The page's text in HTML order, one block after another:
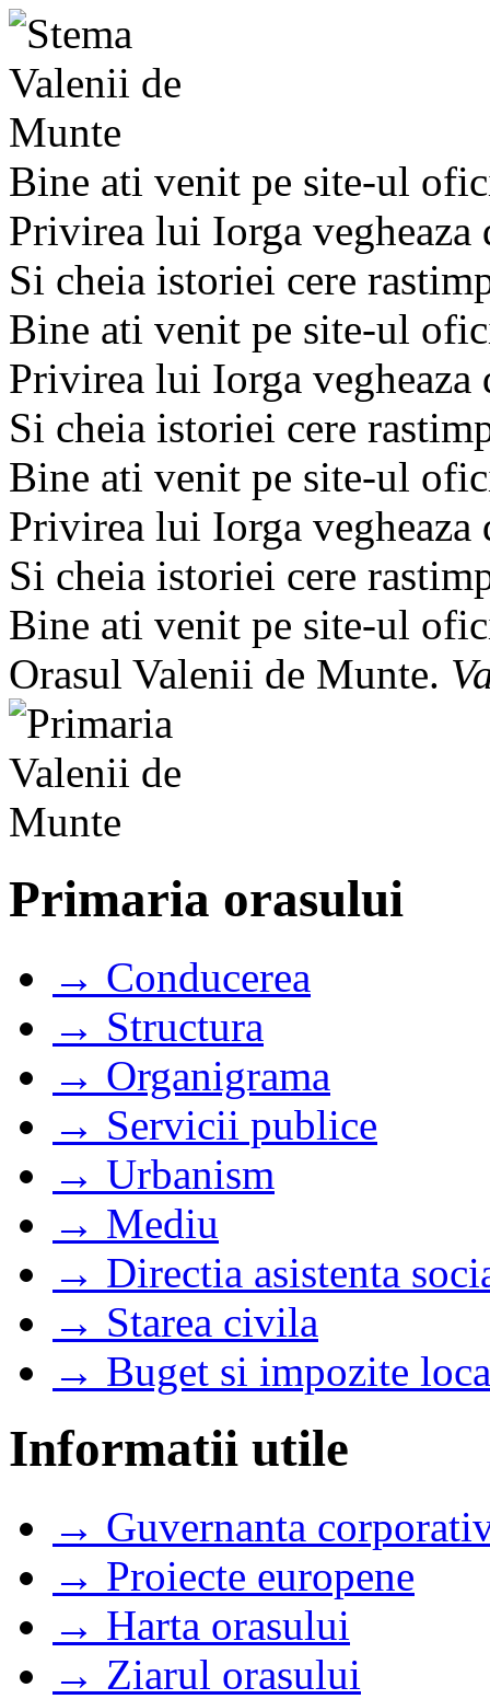
Bine ati venit pe site-ul
Privirea lui Iorga
Si cheia istoriei cere
Bine ati venit pe site-ul
Privirea lui Iorga
Si cheia istoriei cere
Bine ati venit pe site-ul
Privirea lui Iorga
Si cheia istoriei cere
Bine ati venit pe site-ul
Orasul Valenii de Munte.
Primaria orasului
→ Conducerea
→ Structura
→ Organigrama
→ Servicii publice
→ Urbanism
→ Mediu
→ Directia asistenta
→ Starea civila
→ Buget si impozite
Informatii utile
→ Guvernanta
→ Proiecte europene
→ Harta orasului
→ Ziarul orasului